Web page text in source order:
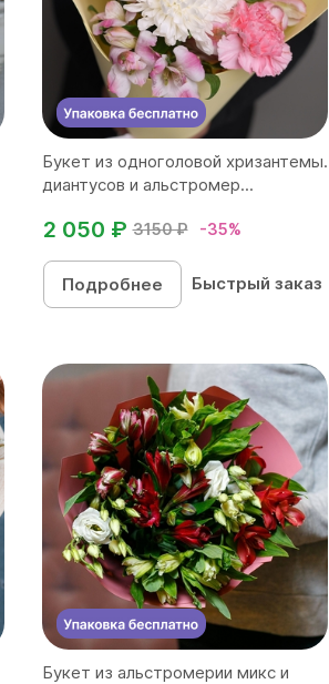
Букет из одноголовой хризантемы.
диантусов и альстромер...
3150 ₽ -35%
2 050 ₽
Подробнее Быстрый заказ
Букет из альстромерии микс и